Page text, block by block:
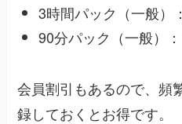
3時間パック（一般）
90分パック（一般）
会員割引もあるので、頻
録しておくとお得です。